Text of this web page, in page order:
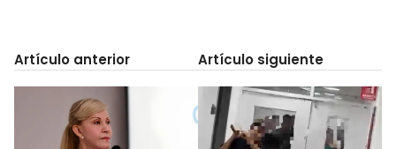
Artículo anterior Artículo siguiente